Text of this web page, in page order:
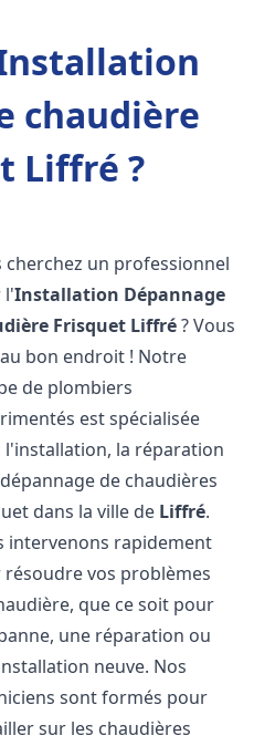
chaudière
Liffré ?
cherchez un professionnel
l'Installation Dépannage
Frisquet Liffré? Vous
bon endroit ! Notre
de plombiers
est spécialisée
l'installation, la réparation
de chaudières
dans la ville de Liffré.
intervenons rapidement
résoudre vos problèmes
que ce soit pour
une réparation ou
neuve. Nos
sont formés pour
sur les chaudières